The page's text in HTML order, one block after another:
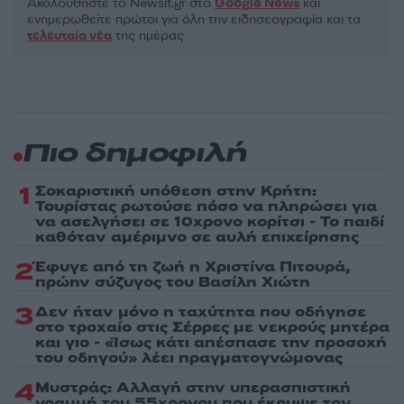
ενημερωθείτε πρώτοι για όλη την ειδησεογραφία και τα
τελευταία νέα της ημέρας
Πιο δημοφιλή
1 Σοκαριστική υπόθεση στην Κρήτη:
Τουρίστας ρωτούσε πόσο να πληρώσει για
να ασελγήσει σε 10χρονο κορίτσι - Το παιδί
καθόταν αμέριμνο σε αυλή επιχείρησης
2Έφυγε από τη ζωή η Χριστίνα Πιτουρά,
πρώην σύζυγος του Βασίλη Χιώτη
3Δεν ήταν μόνο η ταχύτητα που οδήγησε
στο τροχαίο στις Σέρρες με νεκρούς μητέρα
και γιο - «Ίσως κάτι απέσπασε την προσοχή
του οδηγού» λέει πραγματογνώμονας
4Μυστράς: Αλλαγή στην υπερασπιστική